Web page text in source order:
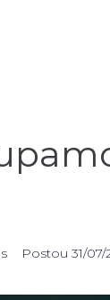
Postou 31/07/